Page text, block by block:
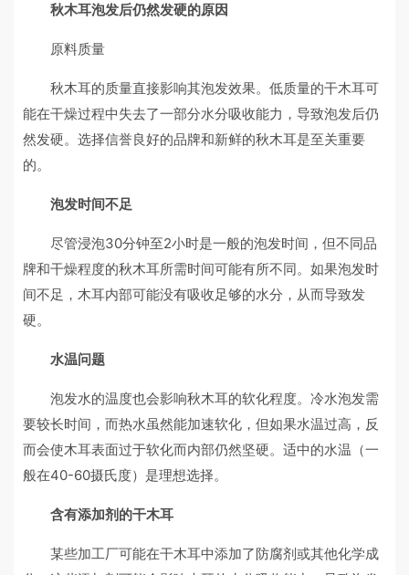
秋木耳泡发后仍然发硬的原因
原料质量
秋木耳的质量直接影响其泡发效果。低质量的干木耳可
能在干燥过程中失去了一部分水分吸收能力，导致泡发后仍
然发硬。选择信誉良好的品牌和新鲜的秋木耳是至关重要
的。
泡发时间不足
尽管浸泡30分钟至2小时是一般的泡发时间，但不同品
牌和干燥程度的秋木耳所需时间可能有所不同。如果泡发时
间不足，木耳内部可能没有吸收足够的水分，从而导致发
硬。
水温问题
泡发水的温度也会影响秋木耳的软化程度。冷水泡发需
要较长时间，而热水虽然能加速软化，但如果水温过高，反
而会使木耳表面过于软化而内部仍然坚硬。适中的水温（一
般在40-60摄氏度）是理想选择。
含有添加剂的干木耳
某些加工厂可能在干木耳中添加了防腐剂或其他化学成